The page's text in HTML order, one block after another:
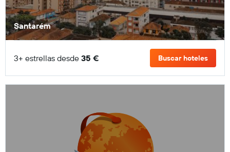
Santarém
3+ estrellas desde 35 € Buscar hoteles